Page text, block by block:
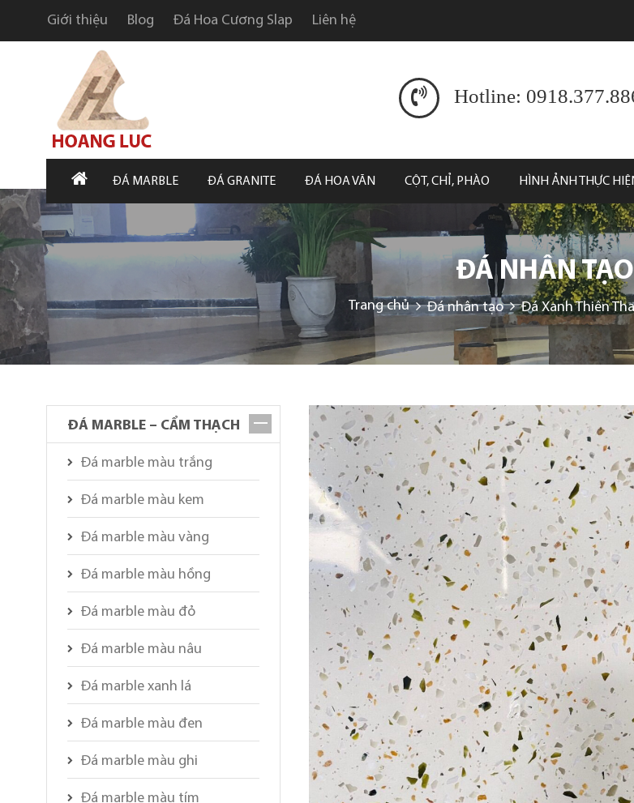
Giới thiệu Blog Đá Hoa Cương Slap Liên hệ
Hotline:
ĐÁ MARBLE ĐÁ GRANITE ĐÁ HOA VĂN CỘT, CHỈ, PHÀO HÌNH ẢNH THỰC
ĐÁ NHÂN TẠO
Trang chủ Đá nhân tạo Đá Xanh Thiên
ĐÁ MARBLE – CẨM THẠCH
Đá marble màu trắng
Đá marble màu kem
Đá marble màu vàng
Đá marble màu hồng
Đá marble màu đỏ
Đá marble màu nâu
Đá marble xanh lá
Đá marble màu đen
Đá marble màu ghi
Đá marble màu tím